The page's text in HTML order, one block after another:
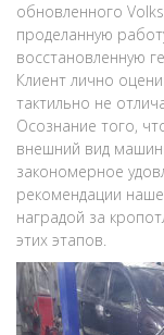
обновленного
проделанную
восстановленную
Клиент лично
тактильно не
Осознание того,
внешний вид
закономерное
рекомендации
наградой за
этих этапов.